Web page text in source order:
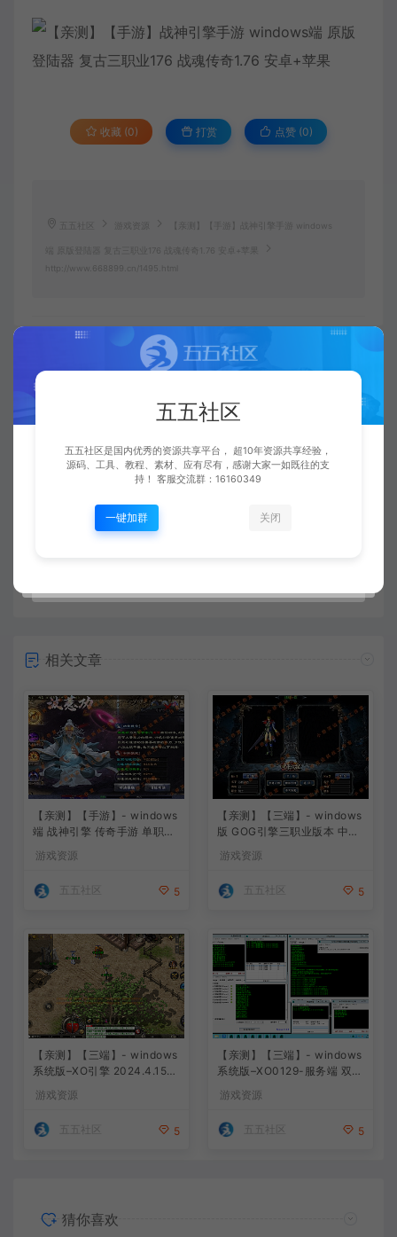
收藏 (0) 打赏 点赞 (0)
五五社区 游戏资源 【亲测】【手游】战神引擎手游 windows
端 原版登陆器 复古三职业176 战魂传奇1.76 安卓+苹果
http://www.668899.cn/1495.html
【亲测】【手游】战神引擎手游 windows端 原版登陆器 三职业180 无名传奇 微变 安卓+苹果
下一篇：
相关文章
【亲测】【手游】- windows
端 战神引擎 传奇手游 单职业
版 安卓+苹果+教程+工具
游戏资源
五五社区 5
【亲测】【三端】- windows
版 GOG引擎三职业版本 中原
直接改IP即可进入游戏
游戏资源
五五社区 5
【亲测】【三端】- windows
系统版–XO引擎 2024.4.15整
特色星王合击版
游戏资源
五五社区 5
【亲测】【三端】- windows
系统版–XO0129-服务端 双端
理无限制 只有引擎和客户端
游戏资源
五五社区 5
猜你喜欢
五五社区
五五社区是国内优秀的资源共享平台， 超10年资源共享经验，
源码、工具、教程、素材、应有尽有，感谢大家一如既往的支
持！ 客服交流群：16160349
一键加群 关闭